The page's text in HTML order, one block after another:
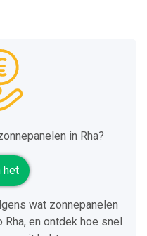
in Rha?
het
wat zonnepanelen
en ontdek hoe snel